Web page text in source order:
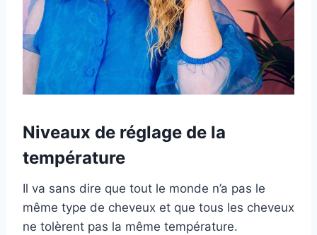
Niveaux de réglage de la
température
Il va sans dire que tout le monde n’a pas le
même type de cheveux et que tous les cheveux
ne tolèrent pas la même température.